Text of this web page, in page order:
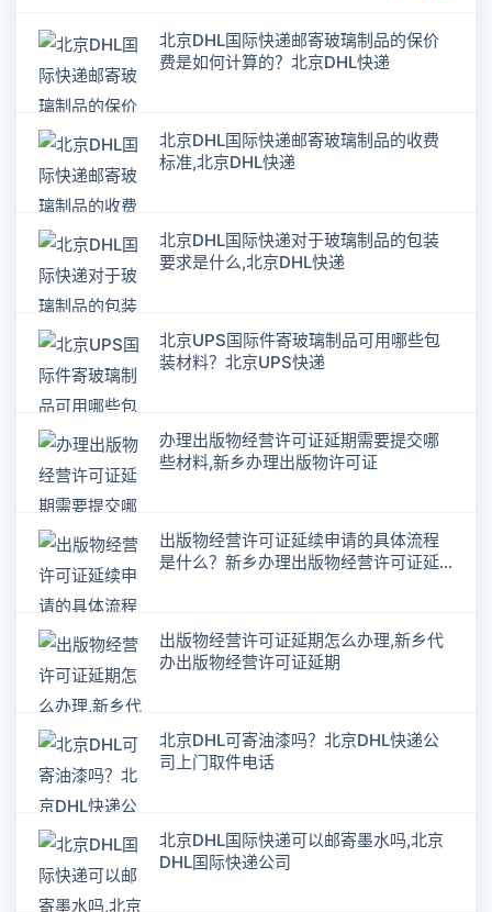
北京DHL国际快递邮寄玻璃制品的保价
费是如何计算的？北京DHL快递
北京DHL国际快递邮寄玻璃制品的收费
标准,北京DHL快递
北京DHL国际快递对于玻璃制品的包装
要求是什么,北京DHL快递
北京UPS国际件寄玻璃制品可用哪些包
装材料？北京UPS快递
办理出版物经营许可证延期需要提交哪
些材料,新乡办理出版物许可证
出版物经营许可证延续申请的具体流程
是什么？新乡办理出版物经营许可证延
出版物经营许可证延期怎么办理,新乡代
办出版物经营许可证延期
北京DHL可寄油漆吗？北京DHL快递公
司上门取件电话
北京DHL国际快递可以邮寄墨水吗,北京
DHL国际快递公司